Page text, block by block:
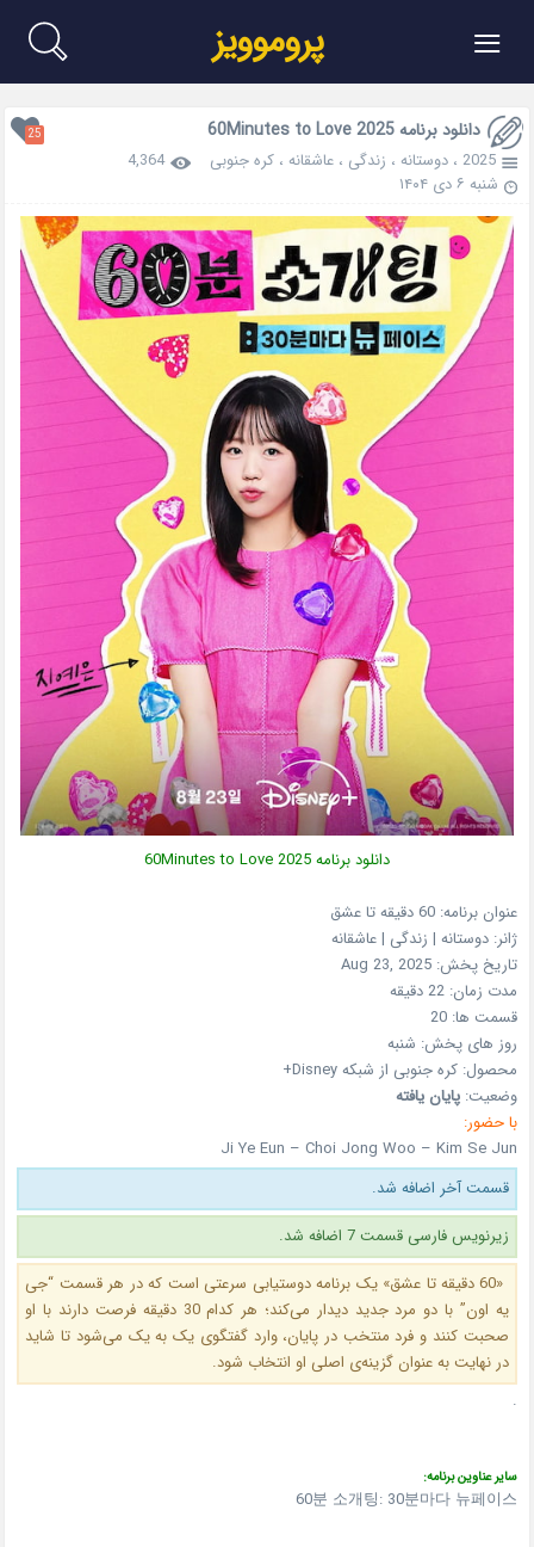
≡ پروموویز
دانلود برنامه 60Minutes to Love 2025 25
2025 ،دوستانه ، زندگی ،عاشقانه ،کره جنوبی
4,364
شنبه ۶ دی ۱۴۰۴
دانلود برنامه 60Minutes to Love 2025
عنوان برنامه: 60 دقیقه تا عشق
ژانر: دوستانه | زندگی | عاشقانه
تاریخ پخش:Aug 23, 2025
مدت زمان: 22
دقیقه
قسمت ها: 20
روز های پخش: شنبه
محصول:کره جنوبی از شبکه Disney+
وضعیت: پایان یافته
با حضور:
Ji Ye Eun – Choi Jong Woo – Kim Se Jun
قسمت آخر اضافه شد.
زیرنویس فارسی قسمت 7 اضافه شد.
«60 دقیقه تا عشق» یک برنامه دوستیابی سرعتی است که در هر قسمت “جی
یه اون” با دو مرد جدید دیدار می‌کند؛ هر کدام 30 دقیقه فرصت دارند با او
صحبت کنند و فرد منتخب در پایان، وارد گفتگوی یک‌ به‌ یک می‌شود تا شاید
در نهایت به عنوان گزینه‌ی اصلی او انتخاب شود.
.
سایر عناوین برنامه:
60분 소개팅: 30분마다 뉴페이스